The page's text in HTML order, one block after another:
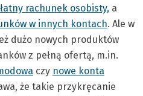
rachunek osobisty, a
w innych kontach. Ale w
dużo nowych produktów
z pełną ofertą, m.in.
czy nowe konta
że takie przykręcanie